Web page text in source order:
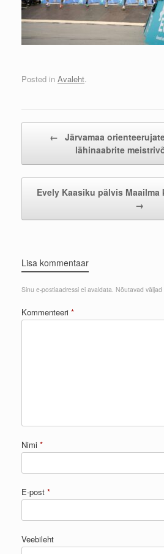
Posted in Avaleht.
← Järvamaa
lähinaabrite
Evely Kaasiku pälvis
→
Lisa kommentaar
Sinu e-postiaadressi ei avaldata. Nõutavad
Kommenteeri *
Nimi *
E-post *
Veebileht